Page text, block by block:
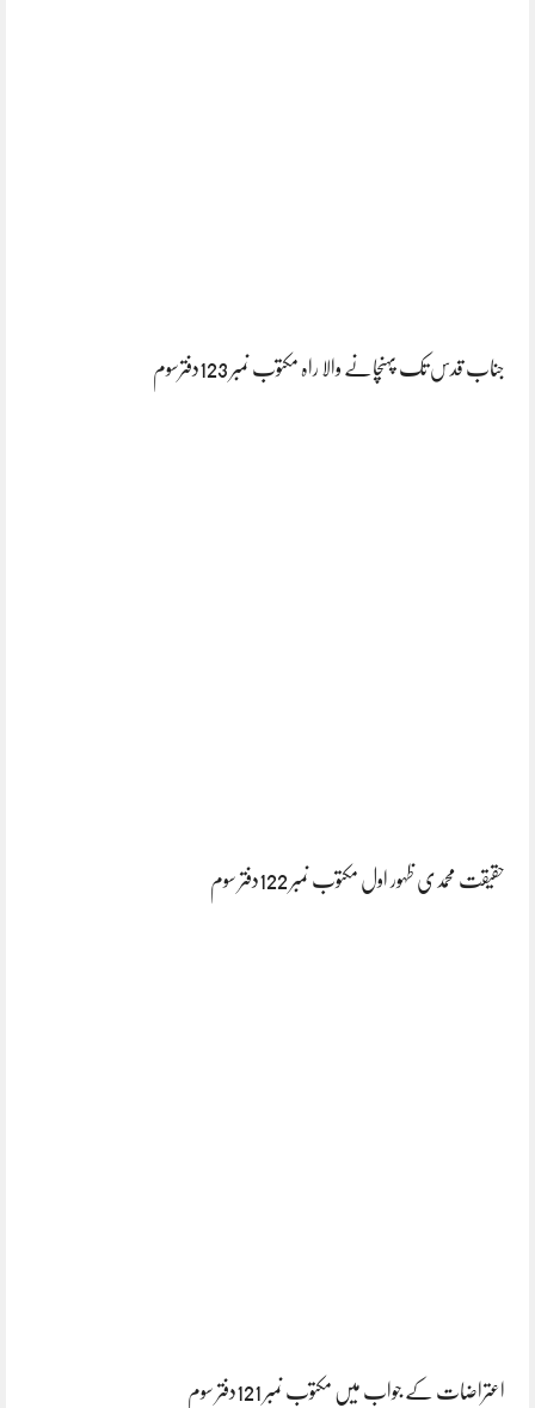
جناب قدس تک پہنچانے والا راہ مکتوب نمبر 123دفترسوم
حقیقت محمدی ظہور اول مکتوب نمبر 122دفتر سوم
اعتراضات کے جواب میں مکتوب نمبر 121دفتر سوم